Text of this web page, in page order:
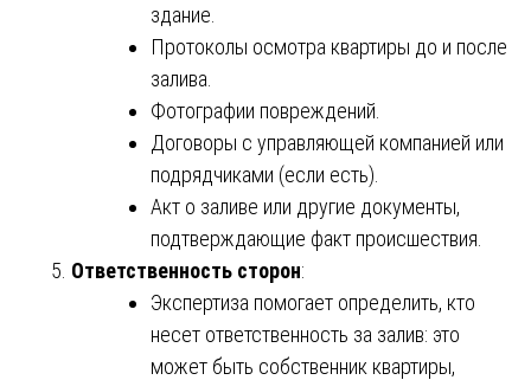
здание.
Протоколы осмотра квартиры до и после
залива.
Фотографии повреждений.
Договоры с управляющей компанией или
подрядчиками (если есть).
Акт о заливе или другие документы,
подтверждающие факт происшествия.
Ответственность сторон:
Экспертиза помогает определить, кто
несет ответственность за залив: это
может быть собственник квартиры,